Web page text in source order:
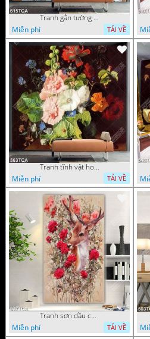
Tranh gắn tường hoa quả nghệ thuật
Miễn phí
TẢI VỀ
Tranh tĩnh vật hoa quả decor phòng khách in uv
Miễn phí
TẢI VỀ
Tranh sơn dầu chú nai trong vườn hoa decor tường in uv
Miễn phí
TẢI VỀ